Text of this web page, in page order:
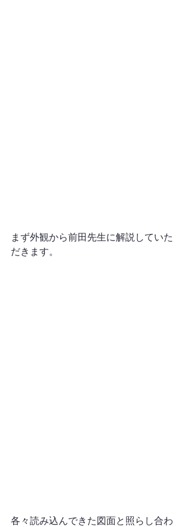
まず外観から前田先生に解説していた
だきます。
各々読み込んできた図面と照らし合わ